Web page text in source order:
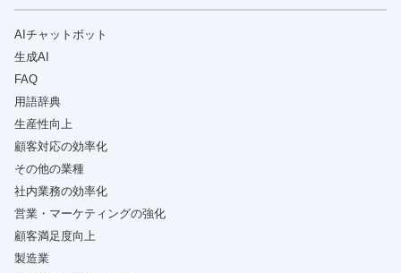
AIチャットボット
生成AI
FAQ
用語辞典
生産性向上
顧客対応の効率化
その他の業種
社内業務の効率化
営業・マーケティングの強化
顧客満足度向上
製造業